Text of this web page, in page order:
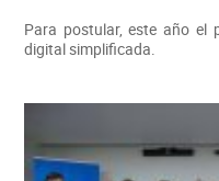
Para postular, este año el
digital simplificada.